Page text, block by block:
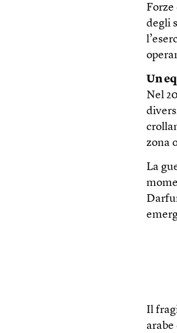
degli
Un
Nel
zona
La
Il